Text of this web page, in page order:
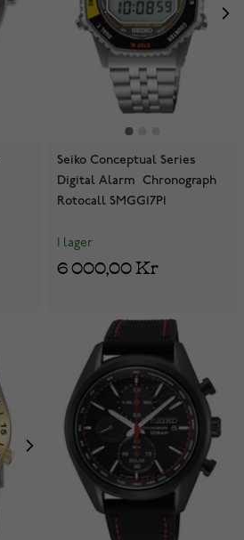
Seiko Conceptual Series
Digital Alarm Chronograph
Rotocall SMGG17P1
I lager
6 000,00 Kr